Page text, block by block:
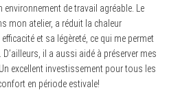
environnement de travail agréable. Le
mon atelier, a réduit la chaleur
et sa légèreté, ce qui me permet
il a aussi aidé à préserver mes
excellent investissement pour tous les
en période estivale!